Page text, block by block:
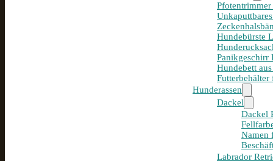
Hundebürste
Panikgeschirr
Hundebett
Hunderassen
Dackel
Dackel
Namen
Labrador